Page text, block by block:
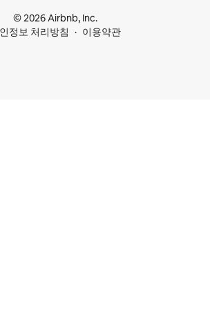
© 2026 Airbnb, Inc.
정보 처리방침
이용약관